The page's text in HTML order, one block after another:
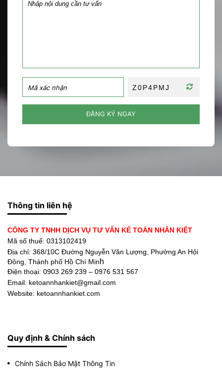
ĐĂNG KÝ NGAY
Thông tin liên hệ
CÔNG TY TNHH DỊCH VỤ TƯ VẤN KẾ TOÁN NHÂN KIỆT
Mã số thuế: 0313102419
Địa chỉ: 368/10C Đường Nguyễn Văn Lượng, Phường An Hội
Đông, Thành phố Hồ Chí Minh
Điện thoại: 0903 269 239 – 0976 531 567
Email: ketoannhankiet@gmail.com
Website: ketoannhankiet.com
Quy định & Chính sách
Chính Sách Bảo Mật Thông Tin